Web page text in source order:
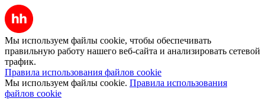
Мы используем файлы cookie, чтобы обеспечивать
правильную работу нашего веб-сайта и анализировать сетевой
трафик.
Правила использования файлов cookie
Мы используем файлы cookie. Правила использования
файлов cookie